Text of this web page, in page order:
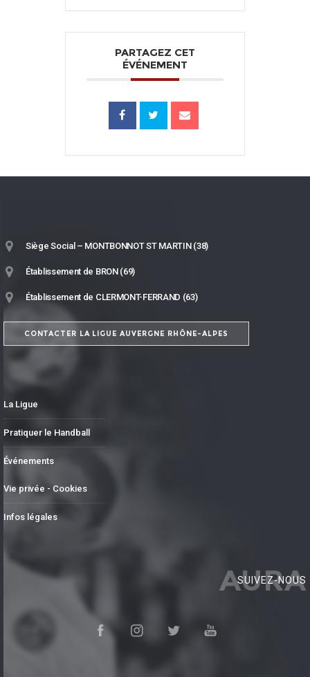
PARTAGEZ CET
ÉVÉNEMENT
Siège Social – MONTBONNOT ST MARTIN (38)
Établissement de BRON (69)
Établissement de CLERMONT-FERRAND (63)
CONTACTER LA LIGUE AUVERGNE RHÔNE-ALPES
La Ligue
Pratiquer le Handball
Événements
Vie privée - Cookies
Infos légales
AURA
SUIVEZ-NOUS